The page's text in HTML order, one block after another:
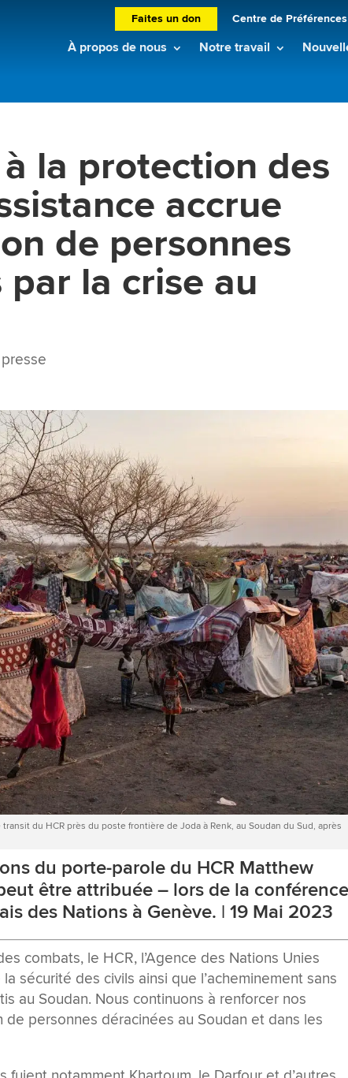
Faites un don Centre de
À propos de nous Notre travail
la protection des
accrue
de personnes
la crise au
du HCR près du poste frontière de Joda à Renk, au Soudan du Sud, après
du porte-parole du HCR Matthew
être attribuée – lors de la conférence
des Nations à Genève. |19 Mai 2023
combats, le HCR, l’Agence des Nations Unies
sécurité des civils ainsi que l’acheminement sans
au Soudan. Nous continuons à renforcer nos
de personnes déracinées au Soudan et dans les